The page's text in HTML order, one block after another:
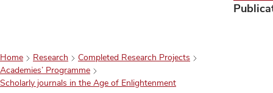
Home Research
Completed Research Projects
Academies’ Programme
Scholarly journals in the Age of Enlightenment